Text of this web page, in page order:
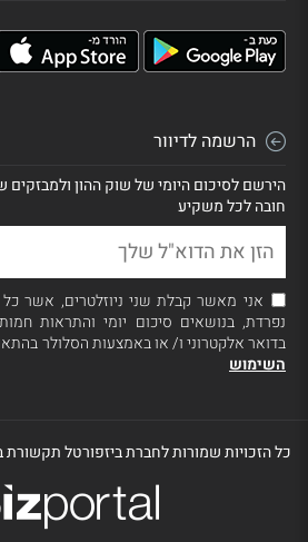
הרשמה לדיוור
הירשם לסיכום היומי של שוק ההון ולמבזקים
חובה לכל משקיע
אני מאשר קבלת שני ניוזלטרים, אשר
נפרדת, בנושאים סיכום יומי והתראות
בדואר אלקטרוני ו/ או באמצעות הסלולר
השימוש
כל הזכויות שמורות לחברת ביזפורטל